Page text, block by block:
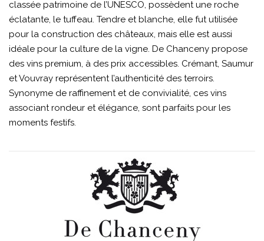
classée patrimoine de l’UNESCO, possèdent une roche
éclatante, le tuffeau. Tendre et blanche, elle fut utilisée
pour la construction des châteaux, mais elle est aussi
idéale pour la culture de la vigne. De Chanceny propose
des vins premium, à des prix accessibles. Crémant, Saumur
et Vouvray représentent l’authenticité des terroirs.
Synonyme de raffinement et de convivialité, ces vins
associant rondeur et élégance, sont parfaits pour les
moments festifs.